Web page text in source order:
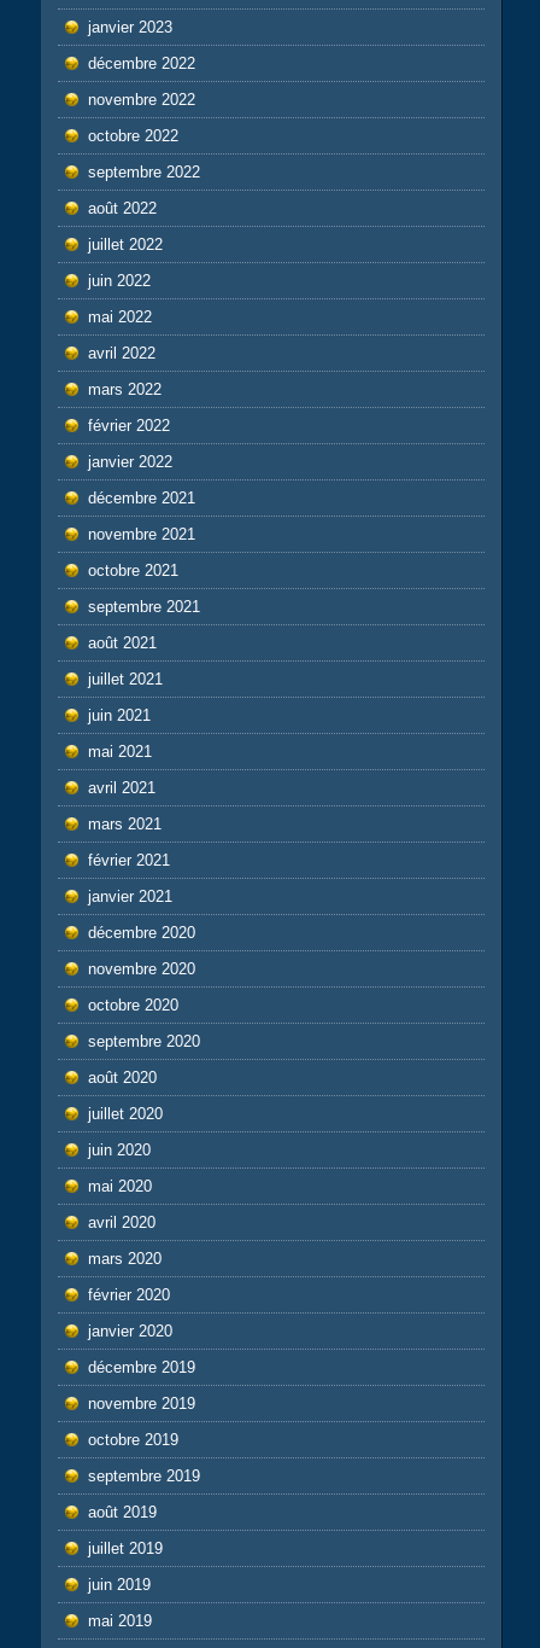
janvier 2023
décembre 2022
novembre 2022
octobre 2022
septembre 2022
août 2022
juillet 2022
juin 2022
mai 2022
avril 2022
mars 2022
février 2022
janvier 2022
décembre 2021
novembre 2021
octobre 2021
septembre 2021
août 2021
juillet 2021
juin 2021
mai 2021
avril 2021
mars 2021
février 2021
janvier 2021
décembre 2020
novembre 2020
octobre 2020
septembre 2020
août 2020
juillet 2020
juin 2020
mai 2020
avril 2020
mars 2020
février 2020
janvier 2020
décembre 2019
novembre 2019
octobre 2019
septembre 2019
août 2019
juillet 2019
juin 2019
mai 2019